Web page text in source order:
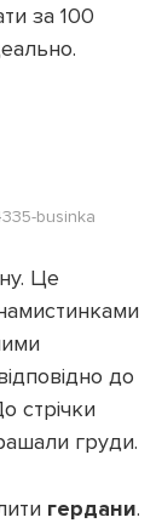
за 100
businka
Це
до
стрічки
груди.
гердани.